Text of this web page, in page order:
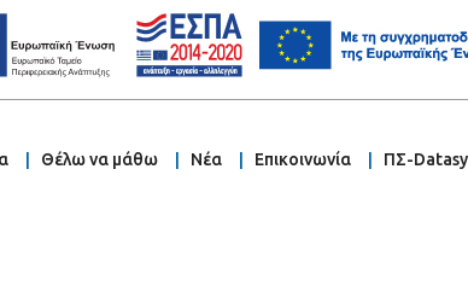
Θέλω να μάθω Νέα Επικοινωνία ΠΣ-